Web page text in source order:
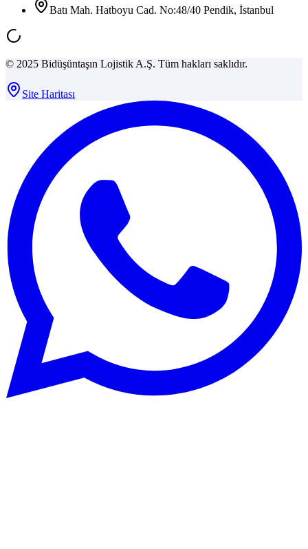
Batı Mah. Hatboyu Cad. No:48/40 Pendik, İstanbul
© 2025 Bidüşüntaşın Lojistik A.Ş. Tüm hakları saklıdır.
Site Haritası